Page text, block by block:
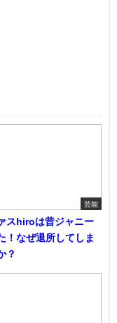
芸能
スhiroは昔ジャニー
！なぜ退所してしま
？